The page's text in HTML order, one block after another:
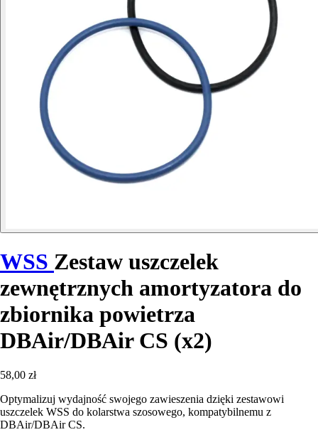
WSS Zestaw uszczelek
zewnętrznych amortyzatora do
zbiornika powietrza
DBAir/DBAir CS (x2)
58,00 zł
Optymalizuj wydajność swojego zawieszenia dzięki zestawowi
uszczelek WSS do kolarstwa szosowego, kompatybilnemu z
DBAir/DBAir CS.